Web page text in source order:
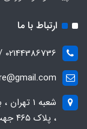
ارتباط با ما
02144386736 / 09195222208
شعبه ۱
،